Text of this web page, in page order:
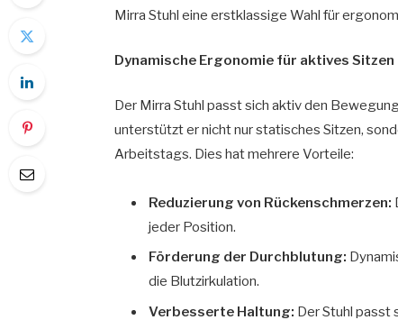
Mirra Stuhl eine erstklassige Wahl für
Dynamische Ergonomie für aktives Sitzen
Der Mirra Stuhl passt sich aktiv den
unterstützt er nicht nur statisches Sitzen,
Arbeitstags. Dies hat mehrere Vorteile:
Reduzierung von Rückenschmerzen:
jeder Position.
Förderung der Durchblutung:
die Blutzirkulation.
Verbesserte Haltung: Der Stuhl passt